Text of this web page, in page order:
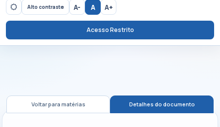
Alto contraste A- A A+
Acesso Restrito
Voltar para matérias Detalhes do documento